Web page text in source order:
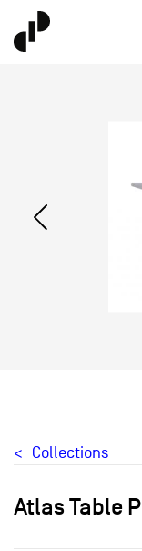
Collections
Atlas Table P